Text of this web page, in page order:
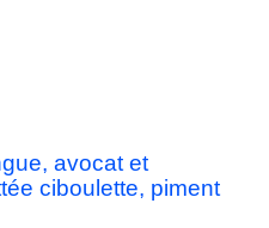
avocat et
ciboulette, piment